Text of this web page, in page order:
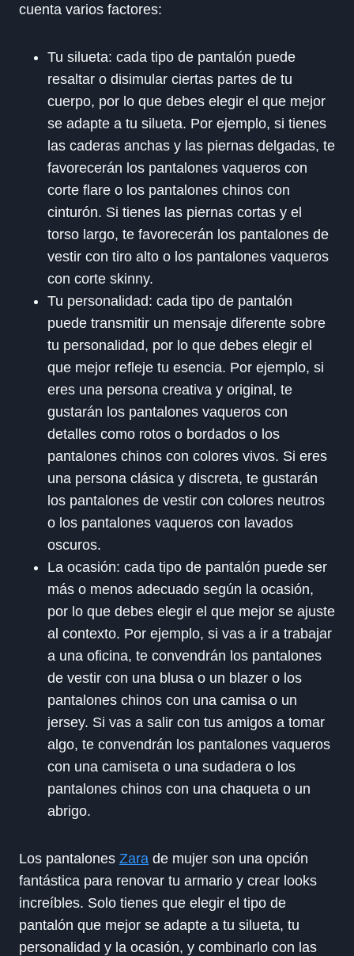
cuenta varios factores:
Tu silueta: cada tipo de pantalón puede
resaltar o disimular ciertas partes de tu
cuerpo, por lo que debes elegir el que mejor
se adapte a tu silueta. Por ejemplo, si tienes
las caderas anchas y las piernas delgadas, te
favorecerán los pantalones vaqueros con
corte flare o los pantalones chinos con
cinturón. Si tienes las piernas cortas y el
torso largo, te favorecerán los pantalones de
vestir con tiro alto o los pantalones vaqueros
con corte skinny.
Tu personalidad: cada tipo de pantalón
puede transmitir un mensaje diferente sobre
tu personalidad, por lo que debes elegir el
que mejor refleje tu esencia. Por ejemplo, si
eres una persona creativa y original, te
gustarán los pantalones vaqueros con
detalles como rotos o bordados o los
pantalones chinos con colores vivos. Si eres
una persona clásica y discreta, te gustarán
los pantalones de vestir con colores neutros
o los pantalones vaqueros con lavados
oscuros.
La ocasión: cada tipo de pantalón puede ser
más o menos adecuado según la ocasión,
por lo que debes elegir el que mejor se ajuste
al contexto. Por ejemplo, si vas a ir a trabajar
a una oficina, te convendrán los pantalones
de vestir con una blusa o un blazer o los
pantalones chinos con una camisa o un
jersey. Si vas a salir con tus amigos a tomar
algo, te convendrán los pantalones vaqueros
con una camiseta o una sudadera o los
pantalones chinos con una chaqueta o un
abrigo.
Los pantalones Zara de mujer son una opción
fantástica para renovar tu armario y crear looks
increíbles. Solo tienes que elegir el tipo de
pantalón que mejor se adapte a tu silueta, tu
personalidad y la ocasión, y combinarlo con las